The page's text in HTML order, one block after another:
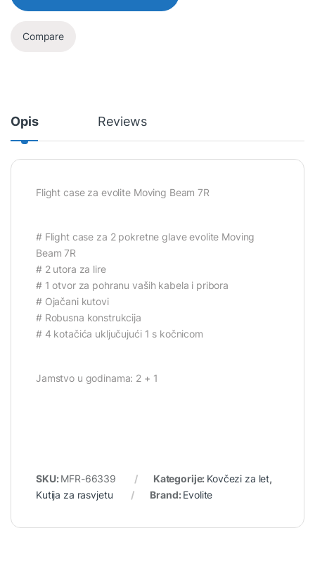
Compare
Opis Reviews
Flight case za evolite Moving Beam 7R
# Flight case za 2 pokretne glave evolite Moving
Beam 7R
# 2 utora za lire
# 1 otvor za pohranu vaših kabela i pribora
# Ojačani kutovi
# Robusna konstrukcija
# 4 kotačića uključujući 1 s kočnicom
Jamstvo u godinama: 2 + 1
SKU:MFR-66339 Kategorije: Kovčezi za let,
Kutija za rasvjetu
Brand:Evolite